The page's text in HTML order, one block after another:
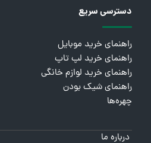
دسترسی سریع
راهنمای خرید موبایل
راهنمای خرید لپ تاپ
راهنمای خرید لوازم خانگی
راهنمای شیک بودن
چهره‌ها
درباره ما